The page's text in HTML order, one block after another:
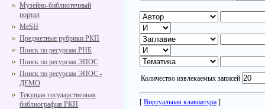
Музейно-библиотечный
портал
MeSH
Предметные рубрики РКП
Поиск по ресурсам РНБ
Поиск по ресурсам ЭПОС
Поиск по ресурсам ЭПОС -
ДЕМО
Текущая государственная
библиография РКП
Количество извлекаемых записей
[ Виртуальная клавиатура ]